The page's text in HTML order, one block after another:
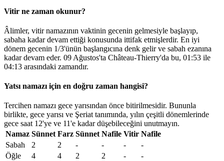
Vitir ne zaman okunur?
Âlimler, vitir namazının vaktinin gecenin gelmesiyle başlayıp,
sabaha kadar devam ettiği konusunda ittifak etmişlerdir. En iyi
dönem gecenin 1/3'ünün başlangıcına denk gelir ve sabah ezanına
kadar devam eder. 09 Ağustos'ta Château-Thierry'da bu, 01:53 ile
04:13 arasındaki zamandır.
Yatsı namazı için en doğru zaman hangisi?
Tercihen namazı gece yarısından önce bitirilmesidir. Bununla
birlikte, gece yarısı ve Şeriat tanımında, yılın çeşitli dönemlerinde
gece saat 12'ye ve 11'e kadar düşebileceğini unutmayın.
Namaz Sünnet Farz Sünnet Nafile Vitir Nafile
Sabah
2 2 - - -
-
Öğle
4 4 2 2 -
-